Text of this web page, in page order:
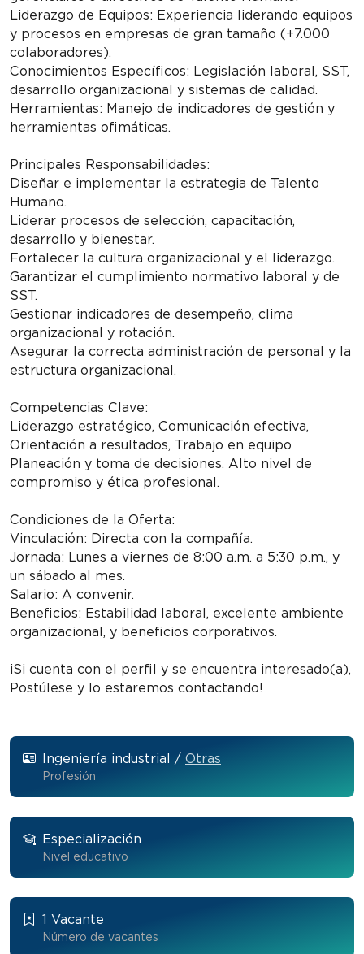
Liderazgo de Equipos: Experiencia liderando equipos
y procesos en empresas de gran tamaño (+7.000
colaboradores).
Conocimientos Específicos: Legislación laboral, SST,
desarrollo organizacional y sistemas de calidad.
Herramientas: Manejo de indicadores de gestión y
herramientas ofimáticas.
Principales Responsabilidades:
Diseñar e implementar la estrategia de Talento
Humano.
Liderar procesos de selección, capacitación,
desarrollo y bienestar.
Fortalecer la cultura organizacional y el liderazgo.
Garantizar el cumplimiento normativo laboral y de
SST.
Gestionar indicadores de desempeño, clima
organizacional y rotación.
Asegurar la correcta administración de personal y la
estructura organizacional.
Competencias Clave:
Liderazgo estratégico, Comunicación efectiva,
Orientación a resultados, Trabajo en equipo
Planeación y toma de decisiones. Alto nivel de
compromiso y ética profesional.
Condiciones de la Oferta:
Vinculación: Directa con la compañía.
Jornada: Lunes a viernes de 8:00 a.m. a 5:30 p.m., y
un sábado al mes.
Salario: A convenir.
Beneficios: Estabilidad laboral, excelente ambiente
organizacional, y beneficios corporativos.
¡Si cuenta con el perfil y se encuentra interesado(a),
Postúlese y lo estaremos contactando!
Ingeniería industrial / Otras
Profesión
Especialización
Nivel educativo
1 Vacante
Número de vacantes